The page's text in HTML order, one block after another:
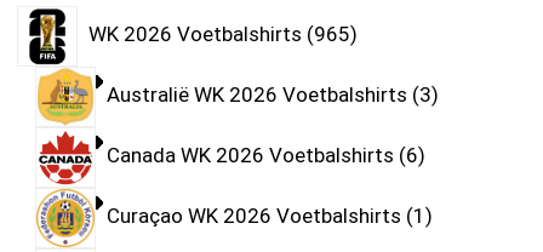
WK 2026 Voetbalshirts 965
Australië WK 2026 Voetbalshirts 3
Canada WK 2026 Voetbalshirts 6
Curaçao WK 2026 Voetbalshirts 1